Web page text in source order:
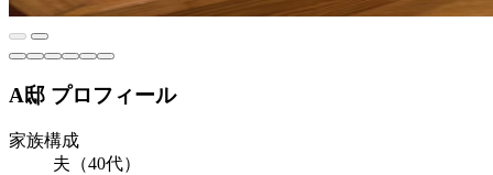
A邸 プロフィール
家族構成
夫（40代）